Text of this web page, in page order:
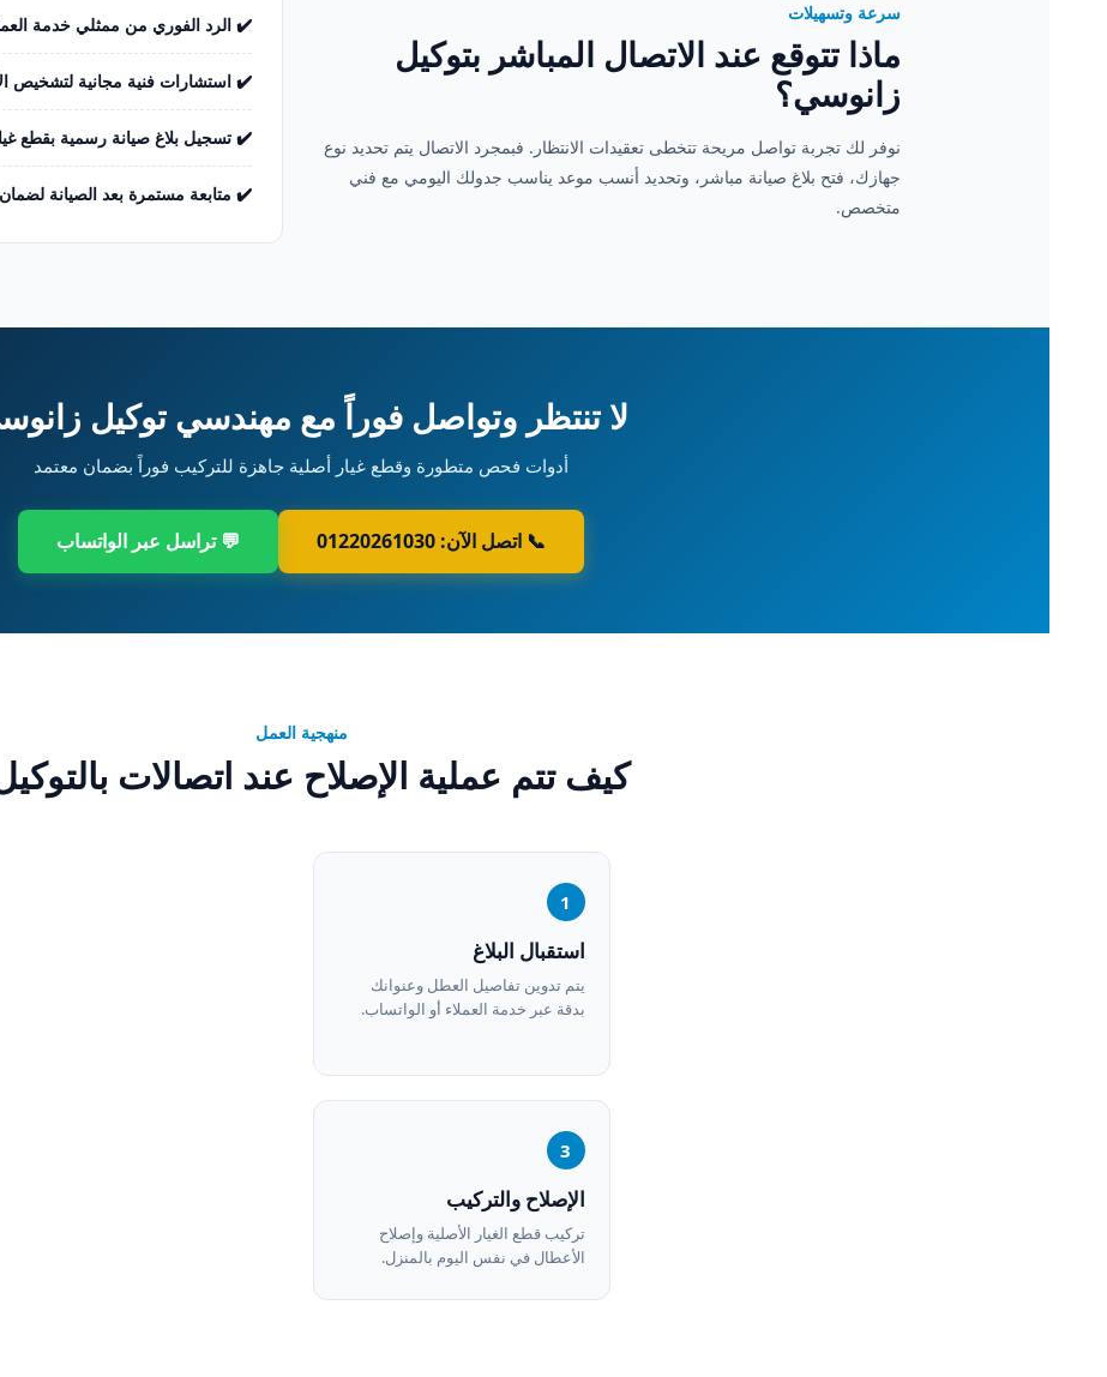
سرعة وتسهيلات
ماذا تتوقع عند الاتصال المباشر بتوكيل
زانوسي؟
نوفر لك تجربة تواصل مريحة تتخطى تعقيدات الانتظار. فبمجرد الاتصال يتم تحديد نوع
جهازك، فتح بلاغ صيانة مباشر، وتحديد أنسب موعد يناسب جدولك اليومي مع فني
متخصص.
✔️ الرد الفوري من ممثلي خدمة
✔️ استشارات فنية مجانية لتشخيص
✔️ تسجيل بلاغ صيانة رسمية بقطع
✔️ متابعة مستمرة بعد الصيانة لضمان
لا تنتظر وتواصل فوراً مع مهندسي توكيل
أدوات فحص متطورة وقطع غيار أصلية جاهزة للتركيب فوراً بضمان معتمد
📞 اتصل الآن: 01220261030 💬 تراسل عبر الواتساب
منهجية العمل
كيف تتم عملية الإصلاح عند اتصالات
1
استقبال البلاغ
يتم تدوين تفاصيل العطل وعنوانك
بدقة عبر خدمة العملاء أو الواتساب.
3
الإصلاح والتركيب
تركيب قطع الغيار الأصلية وإصلاح
الأعطال في نفس اليوم بالمنزل.